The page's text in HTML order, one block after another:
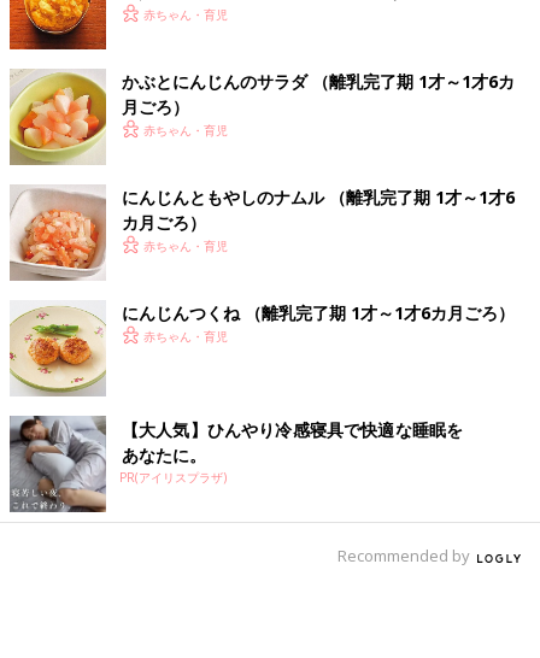
枝豆とそぼろの汁なしそうめん 作り
ごろ
1歳～1歳6ヶ月ごろから使える、米、めん、パ
ンなど炭水化物を含む食材を使った、エネルギ
ー源になる炭水化物のレシピをご紹介。枝豆と
しらすとブロッコリーのピラフ 作り
方・レシピ 離乳食完了期1歳 ～1歳6ヶ月
ごろ
1歳～1歳6ヶ月ごろから使える、米、めん、パ
とブロッコリーのピラフ
1歳～1歳6ヶ月ごろから使える、米、めん、パ
ンなど炭水化物を含む食材を使った、エネルギ
ー源になる炭水化物のレシピをご紹介。型抜き
ピザトースト
離乳食完了期1歳 ～1歳6ヶ月・ぱくぱく期 の離乳食レシピをも
赤ちゃん・育児
かぶとにんじんのサラダ （離乳完了期 1才～1才6カ
月ごろ）
赤ちゃん・育児
にんじんともやしのナムル （離乳完了期 1才～1才6
カ月ごろ）
赤ちゃん・育児
にんじんつくね （離乳完了期 1才～1才6カ月ごろ）
赤ちゃん・育児
【大人気】ひんやり冷感寝具で快適な睡眠を
あなたに。
PR(アイリスプラザ)
Recommended by